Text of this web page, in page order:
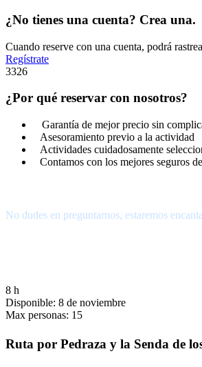
¿No tienes una cuenta? Crea una.
Cuando reserve con una cuenta, podrá
Regístrate
3326
¿Por qué reservar con nosotros?
Garantía de mejor precio sin
Asesoramiento previo a la actividad
Actividades cuidadosamente
Contamos con los mejores seguros
No dudes en preguntarnos, estaremos
8 h
Disponible: 8 de noviembre
Max personas: 15
Ruta por Pedraza y la Senda de